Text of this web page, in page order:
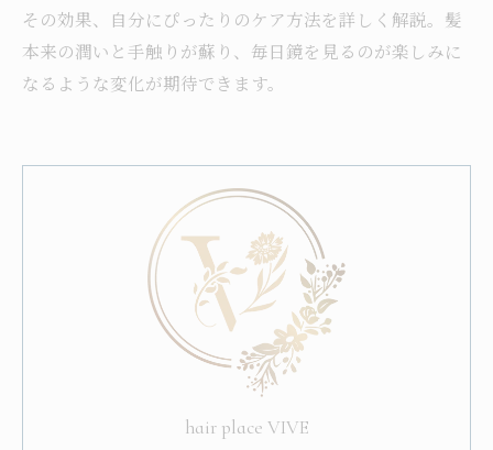
その効果、自分にぴったりのケア方法を詳しく解説。髪
本来の潤いと手触りが蘇り、毎日鏡を見るのが楽しみに
なるような変化が期待できます。
hair place VIVE